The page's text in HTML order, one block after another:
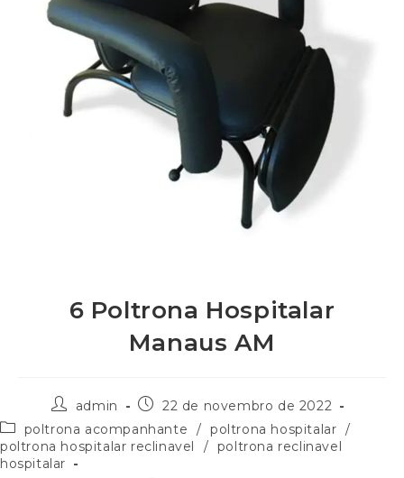
6 Poltrona Hospitalar
Manaus AM
admin
22 de novembro de 2022
poltrona acompanhante
/ poltrona hospitalar /
poltrona hospitalar reclinavel
/ poltrona reclinavel
hospitalar